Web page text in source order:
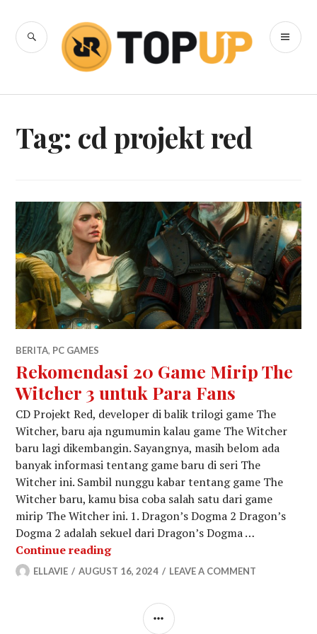
content
RRQ Topup
Blog
SEARCH
Tag: cd projekt red
BERITA, PC GAMES
Rekomendasi 20 Game Mirip The
Witcher 3 untuk Para Fans
CD Projekt Red, developer di balik trilogi game The
Witcher, baru aja ngumumin kalau game The Witcher
baru lagi dikembangin. Sayangnya, masih belom ada
banyak informasi tentang game baru di seri The
Witcher ini. Sambil nunggu kabar tentang game The
Witcher baru, kamu bisa coba salah satu dari game
mirip The Witcher ini. 1. Dragon’s Dogma 2 Dragon’s
Dogma 2 adalah sekuel dari Dragon’s Dogma …
Continue readingRekomendasi 20 Game Mirip The
ELLAVIE AUGUST 16, 2024 LEAVE A COMMENT
SIDEBAR